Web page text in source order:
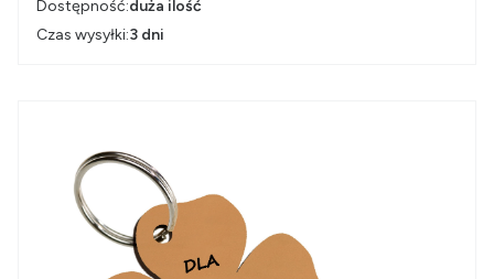
Dostępność:duża ilość
Czas wysyłki:3 dni